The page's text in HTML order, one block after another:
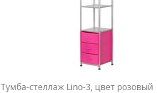
Тумба-стеллаж Lino-3, цвет розовый